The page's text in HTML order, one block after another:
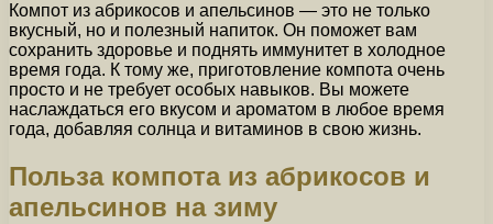
Компот из абрикосов и апельсинов — это не только
вкусный, но и полезный напиток. Он поможет вам
сохранить здоровье и поднять иммунитет в холодное
время года. К тому же, приготовление компота очень
просто и не требует особых навыков. Вы можете
наслаждаться его вкусом и ароматом в любое время
года, добавляя солнца и витаминов в свою жизнь.
Польза компота из абрикосов и
апельсинов на зиму